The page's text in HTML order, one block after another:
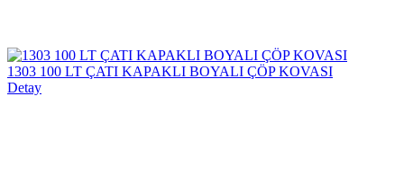
1303 100 LT ÇATI KAPAKLI BOYALI ÇÖP KOVASI
Detay